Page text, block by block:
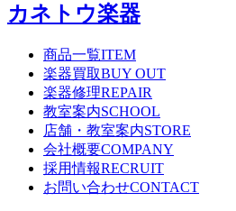
カネトウ楽器
商品一覧ITEM
楽器買取BUY OUT
楽器修理REPAIR
教室案内SCHOOL
店舗・教室案内STORE
会社概要COMPANY
採用情報RECRUIT
お問い合わせCONTACT